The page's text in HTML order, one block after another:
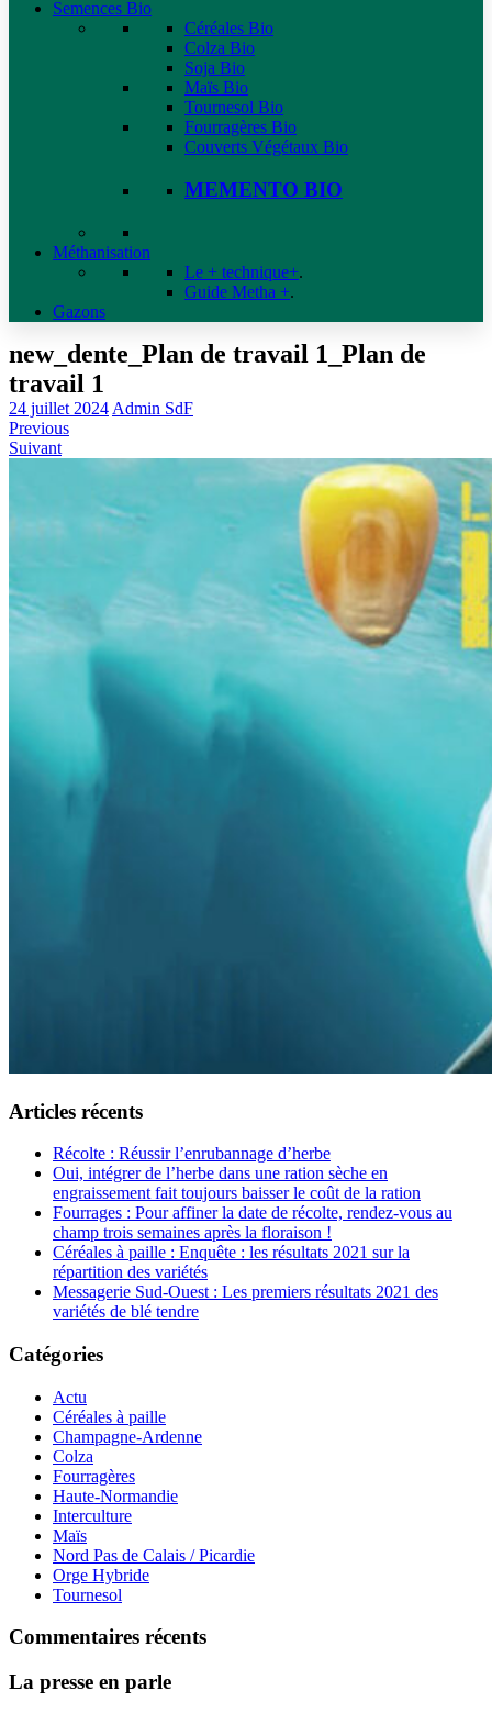
Semences Bio
Céréales Bio
Colza Bio
Soja Bio
Maïs Bio
Tournesol Bio
Fourragères Bio
Couverts Végétaux Bio
MEMENTO BIO
Méthanisation
Le + technique+.
Guide Metha +.
Gazons
new_dente_Plan de travail 1_Plan de
travail 1
24 juillet 2024 Admin SdF
Previous
Suivant
Articles récents
Récolte : Réussir l’enrubannage d’herbe
Oui, intégrer de l’herbe dans une ration sèche en
engraissement fait toujours baisser le coût de la ration
Fourrages : Pour affiner la date de récolte, rendez-vous au
champ trois semaines après la floraison !
Céréales à paille : Enquête : les résultats 2021 sur la
répartition des variétés
Messagerie Sud-Ouest : Les premiers résultats 2021 des
variétés de blé tendre
Catégories
Actu
Céréales à paille
Champagne-Ardenne
Colza
Fourragères
Haute-Normandie
Interculture
Maïs
Nord Pas de Calais / Picardie
Orge Hybride
Tournesol
Commentaires récents
La presse en parle